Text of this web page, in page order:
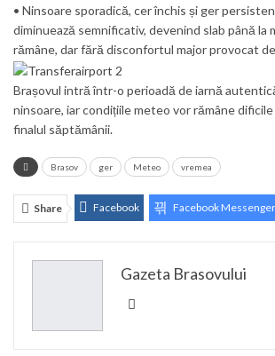
• Ninsoare sporadică, cer închis și ger
diminuează semnificativ, devenind slab până la
rămâne, dar fără disconfortul major provocat
Brașovul intră într-o perioadă de iarnă
ninsoare, iar condițiile meteo vor rămâne
finalul săptămânii.
Brasov ger Meteo vremea
Share Facebook Facebook Messenger
Gazeta Brasovului